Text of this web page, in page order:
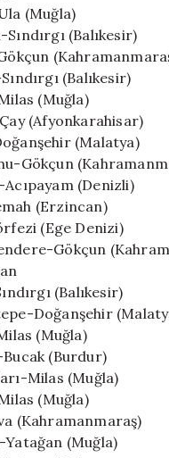
(Muğla)
(Balıkesir)
(Balıkesir)
(Muğla)
(Afyonkarahisar)
(Malatya)
Gökçun
(Denizli)
(Erzincan)
(Ege Denizi)
Gökçun
(Balıkesir)
Doğanşehir
(Muğla)
Bucak (Burdur)
Milas (Muğla)
(Muğla)
(Kahramanmaraş)
Yatağan (Muğla)